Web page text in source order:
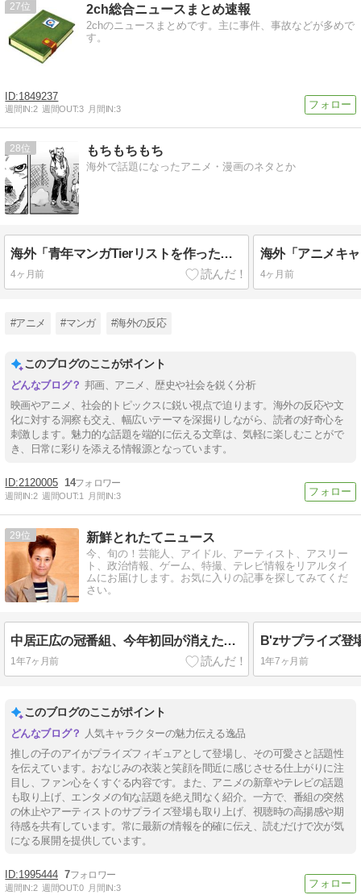
27 2ch総合ニュースまとめ速報
2chのニュースまとめです。主に事件、事故などが多めで
す。
1849237
週間IN:2 週間OUT:3 月間IN:3
28 もちもちもち
海外で話題になったアニメ・漫画のネタとか
海外「青年マンガTierリストを作ったぞ」
4ヶ月前 4ヶ月前
#アニメ #マンガ #海外の反応
このブログのここがポイント
邦画、アニメ、歴史や社会を鋭く分析
映画やアニメ、社会的トピックスに鋭い視点で迫ります。海外の反応や文
化に対する洞察も交え、幅広いテーマを深掘りしながら、読者の好奇心を
刺激します。魅力的な話題を端的に伝える文章は、気軽に楽しむことがで
き、日常に彩りを添える情報源となっています。
2120005 14
週間IN:2 週間OUT:1 月間IN:3
29 新鮮とれたてニュース
今、旬の！芸能人、アイドル、アーティスト、アスリー
ト、政治情報、ゲーム、特撮、テレビ情報をリアルタイ
ムにお届けします。お気に入りの記事を探してみてくだ
さい。
中居正広の冠番組、今年初回が消えた理由とは？
1年7ヶ月前 1年7ヶ月前
このブログのここがポイント
人気キャラクターの魅力伝える逸品
推しの子のアイがプライズフィギュアとして登場し、その可愛さと話題性
を伝えています。おなじみの衣装と笑顔を間近に感じさせる仕上がりに注
目し、ファン心をくすぐる内容です。また、アニメの新章やテレビの話題
も取り上げ、エンタメの旬な話題を絶え間なく紹介。一方で、番組の突然
の休止やアーティストのサプライズ登場も取り上げ、視聴時の高揚感や期
待感を共有しています。常に最新の情報を的確に伝え、読むだけで次が気
になる展開を提供しています。
1995444 7
週間IN:2 週間OUT:0 月間IN:3